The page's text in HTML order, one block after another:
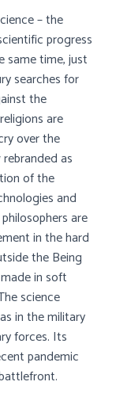
– the
progress
same time, just
searches for
the
are
over the
as
of the
and
are
in the hard
the Being
in soft
science
in the military
forces. Its
pandemic